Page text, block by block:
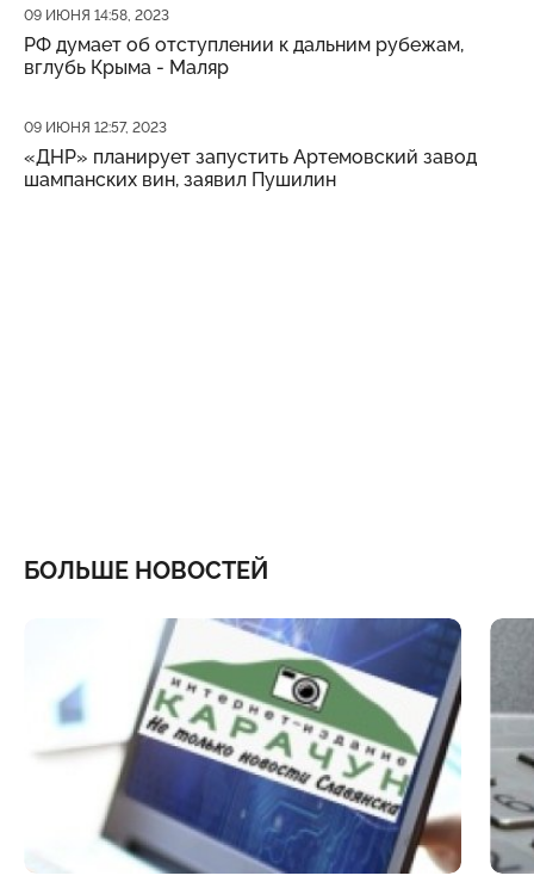
Дата публикации
09 ИЮНЯ 14:58, 2023
РФ думает об отступлении к дальним рубежам,
вглубь Крыма - Маляр
Дата публикации
09 ИЮНЯ 12:57, 2023
«ДНР» планирует запустить Артемовский завод
шампанских вин, заявил Пушилин
БОЛЬШЕ НОВОСТЕЙ